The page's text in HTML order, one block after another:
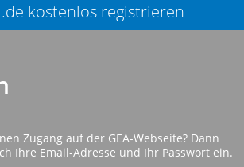
kostenlos registrieren
Zugang auf der GEA-Webseite? Dann
Ihre Email-Adresse und Ihr Passwort ein.